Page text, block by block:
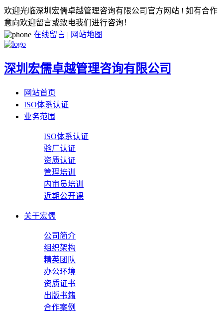
欢迎光临深圳宏儒卓越管理咨询有限公司官方网站 ! 如有合作
意向欢迎留言或致电我们进行咨询！
在线留言 | 网站地图
深圳宏儒卓越管理咨询有限公司
网站首页
ISO体系认证
业务范围
ISO体系认证
验厂认证
资质认证
管理培训
内审员培训
近期公开课
关于宏儒
公司简介
组织架构
精英团队
办公环境
资质证书
出版书籍
合作案例